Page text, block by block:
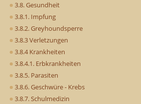
3.8. Gesundheit
3.8.1. Impfung
3.8.2. Greyhoundsperre
3.8.3 Verletzungen
3.8.4 Krankheiten
3.8.4.1. Erbkrankheiten
3.8.5. Parasiten
3.8.6. Geschwüre - Krebs
3.8.7. Schulmedizin